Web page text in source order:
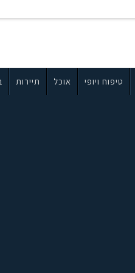
טיפוח ויופי אוכל תיירות